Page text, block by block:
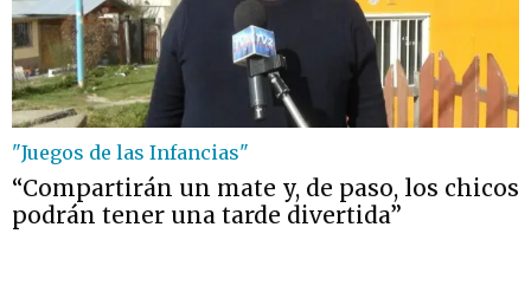
"Juegos de las Infancias"
“Compartirán un mate y, de paso, los chicos
podrán tener una tarde divertida”